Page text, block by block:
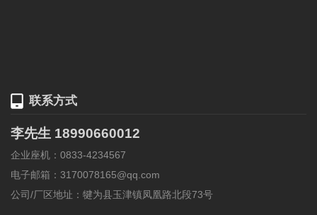
联系方式
李先生 18990660012
企业座机：0833-4234567
电子邮箱：3170078165@qq.com
公司/厂区地址：犍为县玉津镇凤凰路北段73号